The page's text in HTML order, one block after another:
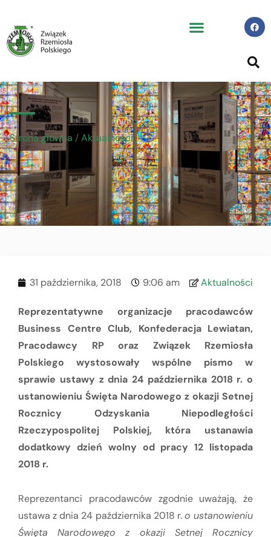
Strona główna /Aktualności
31 października, 2018 9:06 am Aktualności
Reprezentatywne organizacje pracodawców
Business Centre Club, Konfederacja Lewiatan,
Pracodawcy RP oraz Związek Rzemiosła
Polskiego wystosowały wspólne pismo w
sprawie ustawy z dnia 24 października 2018 r. o
ustanowieniu Święta Narodowego z okazji Setnej
Rocznicy Odzyskania Niepodległości
Rzeczypospolitej Polskiej, która ustanawia
dodatkowy dzień wolny od pracy 12 listopada
2018 r.
Reprezentanci pracodawców zgodnie uważają, że
ustawa z dnia 24 października 2018 r.o ustanowieniu
Święta Narodowego z okazji Setnej Rocznicy